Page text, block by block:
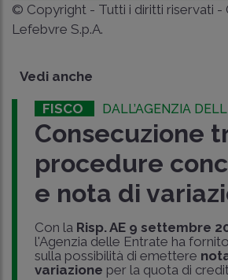
© Copyright - Tutti i diritti riservati -
Lefebvre S.p.A.
Vedi anche
FISCO DALL’AGENZIA
Consecuzione
procedure
e nota di
Con la Risp. AE 9 settembre
l'Agenzia delle Entrate ha
sulla possibilità di emettere
variazione per la quota di